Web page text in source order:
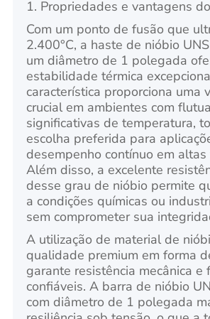
1. Propriedades e vantagens
Com um ponto de fusão que
2.400°C, a haste de nióbio
um diâmetro de 1 polegada
estabilidade térmica
característica proporciona uma
crucial em ambientes com
significativas de temperatura,
escolha preferida para
desempenho contínuo em
Além disso, a excelente
desse grau de nióbio permite
a condições químicas ou
sem comprometer sua
A utilização de material de
qualidade premium em forma
garante resistência mecânica
confiáveis. A barra de nióbio
com diâmetro de 1 polegada